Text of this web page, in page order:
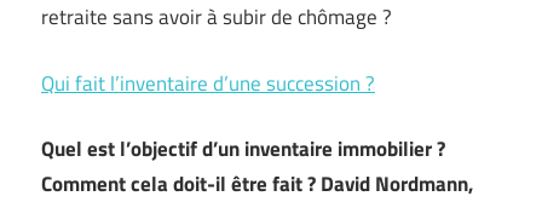
retraite sans avoir à subir de chômage ?
Qui fait l’inventaire d’une succession ?
Quel est l’objectif d’un inventaire immobilier ?
Comment cela doit-il être fait ? David Nordmann,